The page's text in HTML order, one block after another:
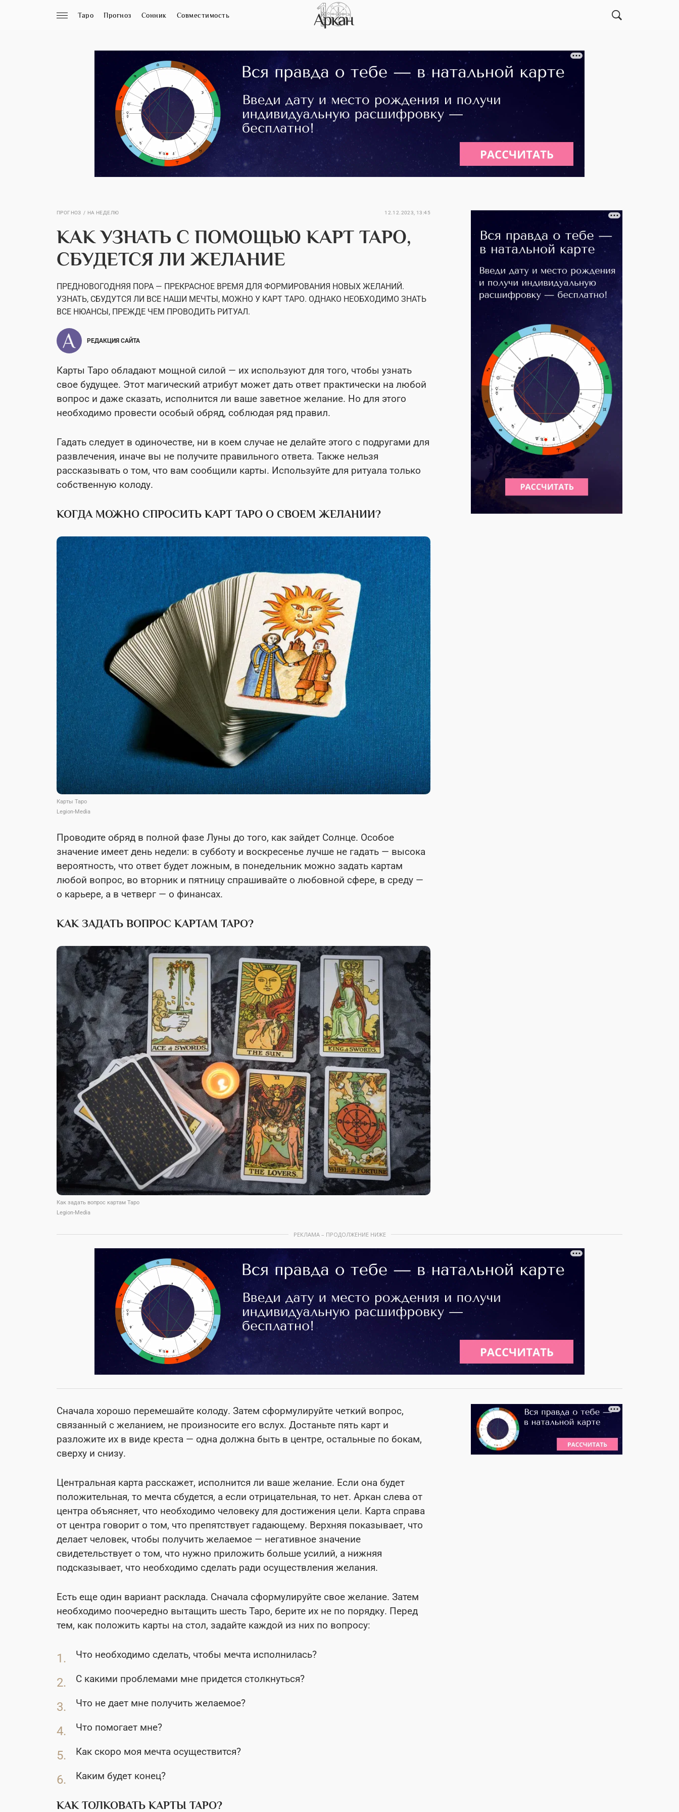
Таро Прогноз Сонник Совместимость
ПРОГНОЗ НА НЕДЕЛЮ 12.12.2023, 13:45
КАК УЗНАТЬ С ПОМОЩЬЮ КАРТ ТАРО,
СБУДЕТСЯ ЛИ ЖЕЛАНИЕ
ПРЕДНОВОГОДНЯЯ ПОРА — ПРЕКРАСНОЕ ВРЕМЯ ДЛЯ ФОРМИРОВАНИЯ НОВЫХ ЖЕЛАНИЙ.
УЗНАТЬ, СБУДУТСЯ ЛИ ВСЕ НАШИ МЕЧТЫ, МОЖНО У КАРТ ТАРО. ОДНАКО НЕОБХОДИМО ЗНАТЬ
ВСЕ НЮАНСЫ, ПРЕЖДЕ ЧЕМ ПРОВОДИТЬ РИТУАЛ.
РЕДАКЦИЯ САЙТА
Карты Таро обладают мощной силой — их используют для того, чтобы узнать
свое будущее. Этот магический атрибут может дать ответ практически на любой
вопрос и даже сказать, исполнится ли ваше заветное желание. Но для этого
необходимо провести особый обряд, соблюдая ряд правил.
Гадать следует в одиночестве, ни в коем случае не делайте этого с подругами для
развлечения, иначе вы не получите правильного ответа. Также нельзя
рассказывать о том, что вам сообщили карты. Используйте для ритуала только
собственную колоду.
КОГДА МОЖНО СПРОСИТЬ КАРТ ТАРО О СВОЕМ ЖЕЛАНИИ?
Карты Таро
Legion-Media
Проводите обряд в полной фазе Луны до того, как зайдет Солнце. Особое
значение имеет день недели: в субботу и воскресенье лучше не гадать — высока
вероятность, что ответ будет ложным, в понедельник можно задать картам
любой вопрос, во вторник и пятницу спрашивайте о любовной сфере, в среду —
о карьере, а в четверг — о финансах.
КАК ЗАДАТЬ ВОПРОС КАРТАМ ТАРО?
Как задать вопрос картам Таро
Legion-Media
РЕКЛАМА – ПРОДОЛЖЕНИЕ НИЖЕ
Сначала хорошо перемешайте колоду. Затем сформулируйте четкий вопрос,
связанный с желанием, не произносите его вслух. Достаньте пять карт и
разложите их в виде креста — одна должна быть в центре, остальные по бокам,
сверху и снизу.
Центральная карта расскажет, исполнится ли ваше желание. Если она будет
положительная, то мечта сбудется, а если отрицательная, то нет. Аркан слева от
центра объясняет, что необходимо человеку для достижения цели. Карта справа
от центра говорит о том, что препятствует гадающему. Верхняя показывает, что
делает человек, чтобы получить желаемое — негативное значение
свидетельствует о том, что нужно приложить больше усилий, а нижняя
подсказывает, что необходимо сделать ради осуществления желания.
Есть еще один вариант расклада. Сначала сформулируйте свое желание. Затем
необходимо поочередно вытащить шесть Таро, берите их не по порядку. Перед
тем, как положить карты на стол, задайте каждой из них по вопросу:
Что необходимо сделать, чтобы мечта исполнилась?
С какими проблемами мне придется столкнуться?
Что не дает мне получить желаемое?
Что помогает мне?
Как скоро моя мечта осуществится?
Каким будет конец?
КАК ТОЛКОВАТЬ КАРТЫ ТАРО?